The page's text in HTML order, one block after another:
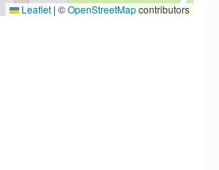
Leaflet | ©OpenStreetMapcontributors